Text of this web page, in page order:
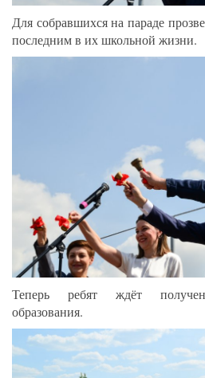
Для собравшихся на параде
последним в их школьной жизни.
Теперь ребят ждёт
образования.